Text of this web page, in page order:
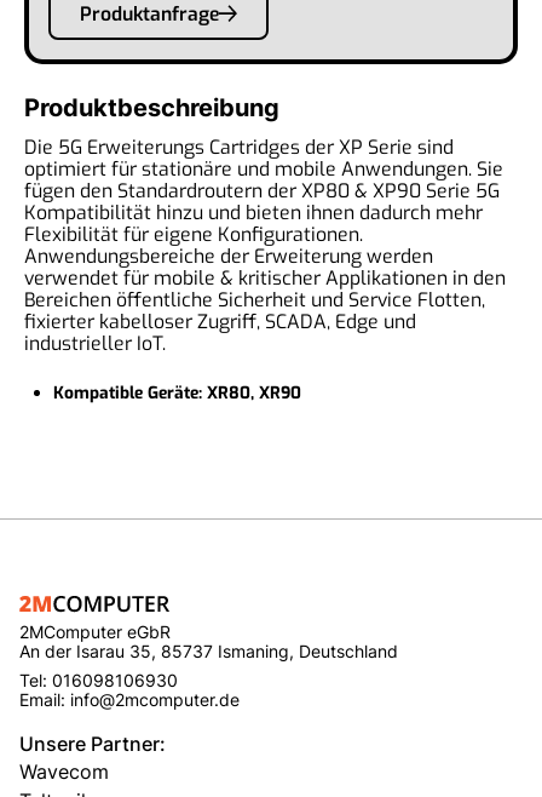
Produktanfrage
Produktbeschreibung
Die 5G Erweiterungs Cartridges der XP Serie sind
optimiert für stationäre und mobile Anwendungen. Sie
fügen den Standardroutern der XP80 & XP90 Serie 5G
Kompatibilität hinzu und bieten ihnen dadurch mehr
Flexibilität für eigene Konfigurationen.
Anwendungsbereiche der Erweiterung werden
verwendet für mobile & kritischer Applikationen in den
Bereichen öffentliche Sicherheit und Service Flotten,
fixierter kabelloser Zugriff, SCADA, Edge und
industrieller IoT.
Kompatible Geräte: XR80, XR90
2MComputer eGbR
An der Isarau 35, 85737 Ismaning, Deutschland
Tel: 016098106930
Email: info@2mcomputer.de
Unsere Partner:
Wavecom